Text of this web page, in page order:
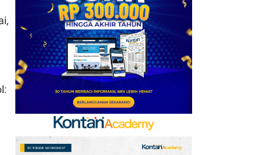
Jadwal Persija vs Arema
FC Perebutan Juara 3
Piala Presiden 2026,
Kick-off Sore Ini
7
Intip Prakiraan Cuaca
Sumsel Kamis (6/8):
Hujan Ringan
Mendominasi, Siapkan
Payung!